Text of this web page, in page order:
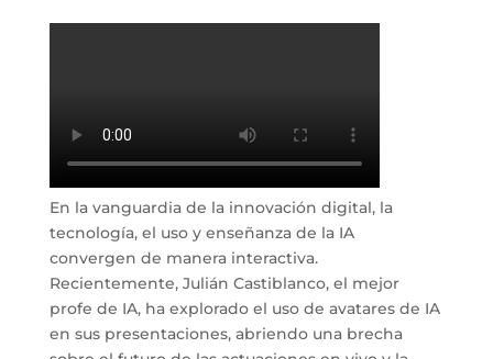
En la vanguardia de la innovación digital, la
tecnología, el uso y enseñanza de la IA
convergen de manera interactiva.
Recientemente, Julián Castiblanco, el mejor
profe de IA, ha explorado el uso de avatares de IA
en sus presentaciones, abriendo una brecha